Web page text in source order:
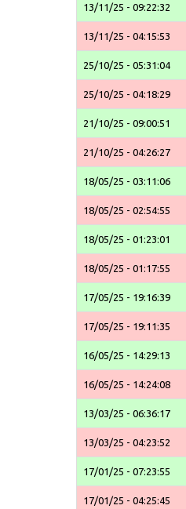
13/11/25 - 09:22:32
13/11/25 - 04:15:53
25/10/25 - 05:31:04
25/10/25 - 04:18:29
21/10/25 - 09:00:51
21/10/25 - 04:26:27
18/05/25 - 03:11:06
18/05/25 - 02:54:55
18/05/25 - 01:23:01
18/05/25 - 01:17:55
17/05/25 - 19:16:39
17/05/25 - 19:11:35
16/05/25 - 14:29:13
16/05/25 - 14:24:08
13/03/25 - 06:36:17
13/03/25 - 04:23:52
17/01/25 - 07:23:55
17/01/25 - 04:25:45